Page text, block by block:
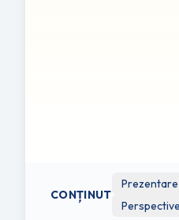
CONȚINUT